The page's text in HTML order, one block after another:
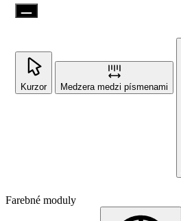
Kurzor Medzera medzi písmenami
Farebné moduly